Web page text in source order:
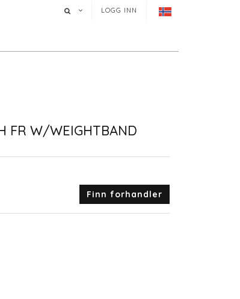
LOGG INN
FR W/WEIGHTBAND
Finn forhandler